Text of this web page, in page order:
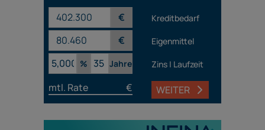
€ Kreditbedarf
€
Eigenmittel
%
Jahre Zins | Laufzeit
mtl. Rate € WEITER